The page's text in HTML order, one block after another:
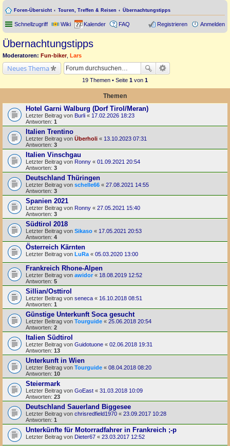
Foren-Übersicht Touren, Treffen & Reisen Übernachtungstipps
Schnellzugriff Wiki Kalender FAQ Anmelden
Registrieren
Übernachtungstipps
Moderatoren: Fun-biker, Lars
Neues Thema
19 Themen • Seite 1 von 1
Themen
Hotel Garni Walburg (Dorf Tirol/Meran)
Letzter Beitrag von Burli « 17.02.2026 18:23
Antworten: 1
Italien Trentino
Letzter Beitrag von Überholi « 13.10.2023 07:31
Antworten: 3
Italien Vinschgau
Letzter Beitrag von Ronny « 01.09.2021 20:54
Antworten: 3
Deutschland Thüringen
Letzter Beitrag von schelle66 « 27.08.2021 14:55
Antworten: 3
Spanien 2021
Letzter Beitrag von Ronny « 27.05.2021 15:40
Antworten: 3
Südtirol 2018
Letzter Beitrag von Sikaso « 17.05.2021 20:53
Antworten: 4
Österreich Kärnten
Letzter Beitrag von LuRa « 05.03.2020 13:00
Frankreich Rhone-Alpen
Letzter Beitrag von awidor « 18.08.2019 12:52
Antworten: 5
Sillian/Osttirol
Letzter Beitrag von seneca « 16.10.2018 08:51
Antworten: 1
Günstige Unterkunft Soca gesucht
Letzter Beitrag von Tourguide « 25.06.2018 20:54
Antworten: 2
Italien Südtirol
Letzter Beitrag von Guidotuone « 02.06.2018 19:31
Antworten: 13
Unterkunft in Wien
Letzter Beitrag von Tourguide « 08.04.2018 08:20
Antworten: 10
Steiermark
Letzter Beitrag von GoEast « 31.03.2018 10:09
Antworten: 23
Deutschland Sauerland Biggesee
Letzter Beitrag von chrisredfield1970 « 23.09.2017 10:28
Antworten: 1
Unterkünfte für Motorradfahrer in Frankreich ;-p
Letzter Beitrag von Dieter67 « 23.03.2017 12:52